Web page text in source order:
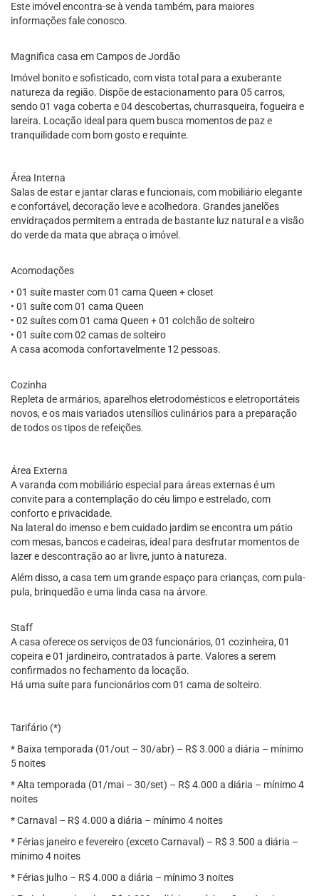
Este imóvel encontra-se à venda também, para maiores
informações fale conosco.
Magnifica casa em Campos de Jordão
Imóvel bonito e sofisticado, com vista total para a exuberante
natureza da região. Dispõe de estacionamento para 05 carros,
sendo 01 vaga coberta e 04 descobertas, churrasqueira, fogueira e
lareira. Locação ideal para quem busca momentos de paz e
tranquilidade com bom gosto e requinte.
Área Interna
Salas de estar e jantar claras e funcionais, com mobiliário elegante
e confortável, decoração leve e acolhedora. Grandes janelões
envidraçados permitem a entrada de bastante luz natural e a visão
do verde da mata que abraça o imóvel.
Acomodações
• 01 suíte master com 01 cama Queen + closet
• 01 suíte com 01 cama Queen
• 02 suítes com 01 cama Queen + 01 colchão de solteiro
• 01 suíte com 02 camas de solteiro
A casa acomoda confortavelmente 12 pessoas.
Cozinha
Repleta de armários, aparelhos eletrodomésticos e eletroportáteis
novos, e os mais variados utensílios culinários para a preparação
de todos os tipos de refeições.
Área Externa
A varanda com mobiliário especial para áreas externas é um
convite para a contemplação do céu limpo e estrelado, com
conforto e privacidade.
Na lateral do imenso e bem cuidado jardim se encontra um pátio
com mesas, bancos e cadeiras, ideal para desfrutar momentos de
lazer e descontração ao ar livre, junto à natureza.
Além disso, a casa tem um grande espaço para crianças, com pula-
pula, brinquedão e uma linda casa na árvore.
Staff
A casa oferece os serviços de 03 funcionários, 01 cozinheira, 01
copeira e 01 jardineiro, contratados à parte. Valores a serem
confirmados no fechamento da locação.
Há uma suíte para funcionários com 01 cama de solteiro.
Tarifário (*)
* Baixa temporada (01/out – 30/abr) – R$ 3.000 a diária – mínimo
5 noites
* Alta temporada (01/mai – 30/set) – R$ 4.000 a diária – mínimo 4
noites
* Carnaval – R$ 4.000 a diária – mínimo 4 noites
* Férias janeiro e fevereiro (exceto Carnaval) – R$ 3.500 a diária –
mínimo 4 noites
* Férias julho – R$ 4.000 a diária – mínimo 3 noites